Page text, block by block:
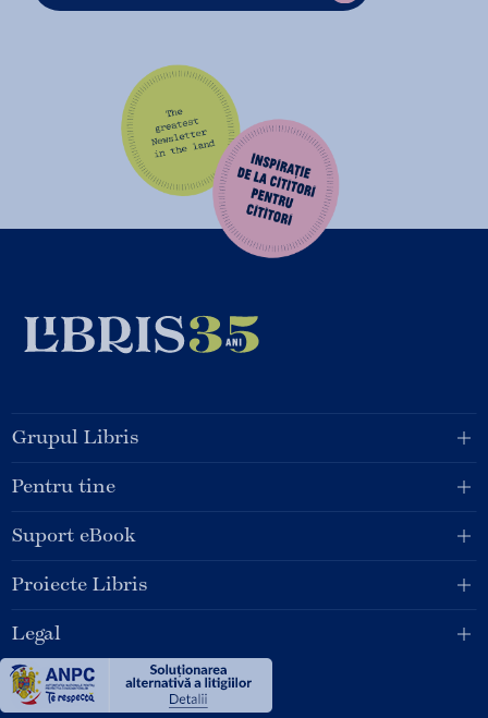
Grupul Libris
Pentru tine
Suport eBook
Proiecte Libris
Legal